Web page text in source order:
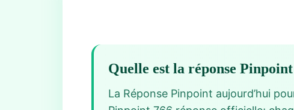
Quelle est la réponse
La Réponse Pinpoint aujourd’hui